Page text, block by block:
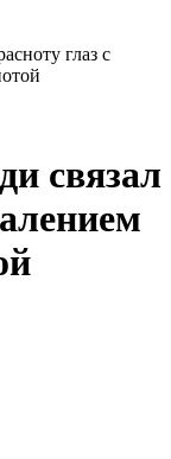
глаз с
связал